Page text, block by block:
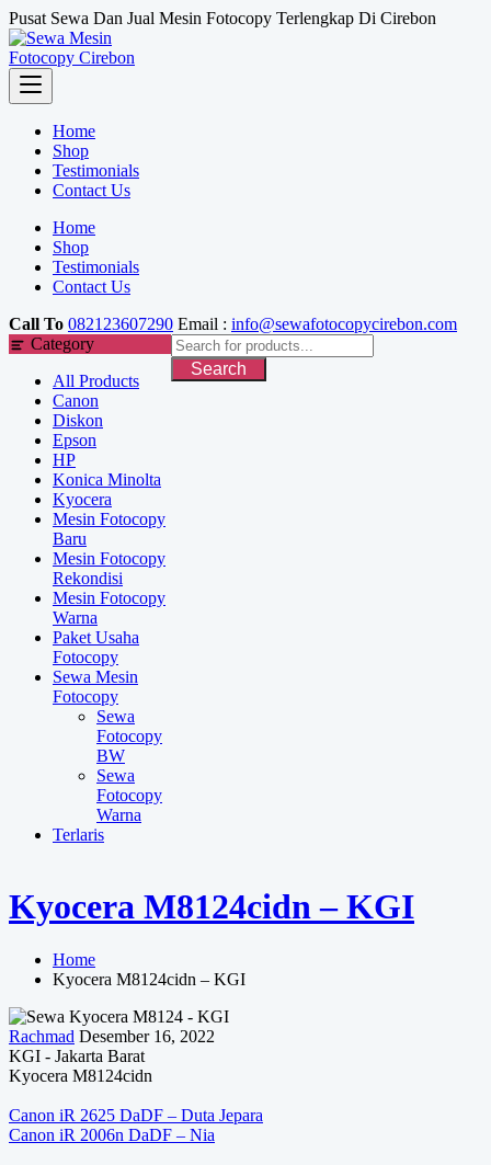
Skip
to
content
Pusat Sewa Dan Jual Mesin Fotocopy Terlengkap Di Cirebon
Home
Shop
Testimonials
Contact Us
Home
Shop
Testimonials
Contact Us
Call To 082123607290 Email : info@sewafotocopycirebon.com
Category
All Products
Canon
Diskon
Epson
HP
Konica Minolta
Kyocera
Mesin Fotocopy
Baru
Mesin Fotocopy
Rekondisi
Mesin Fotocopy
Warna
Paket Usaha
Fotocopy
Sewa Mesin
Fotocopy
Sewa
Fotocopy
BW
Sewa
Fotocopy
Warna
Terlaris
Search
Kyocera M8124cidn – KGI
Home
Kyocera M8124cidn – KGI
Rachmad Desember 16, 2022
KGI - Jakarta Barat
Kyocera M8124cidn
Navigasi
pos
Canon iR 2625 DaDF – Duta Jepara
Canon iR 2006n DaDF – Nia